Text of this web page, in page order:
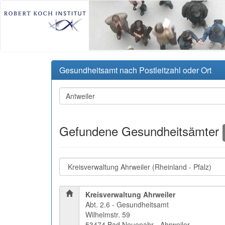
Gesundheitsamt nach Postleitzahl oder Ort
Gefundene Gesundheitsämter
Kreisverwaltung Ahrweiler
Abt. 2.6 - Gesundheitsamt
Wilhelmstr. 59